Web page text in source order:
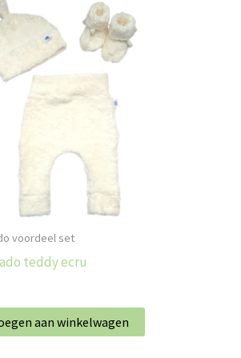
voordeel set
teddy ecru
aan winkelwagen